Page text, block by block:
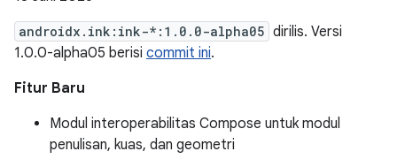
androidx.ink:ink-*:1.0.0-alpha05 dirilis. Versi
1.0.0-alpha05 berisi commit ini.
Fitur Baru
Modul interoperabilitas Compose untuk modul
penulisan, kuas, dan geometri